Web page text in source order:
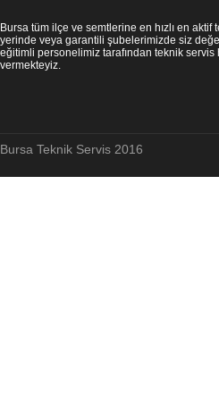
Bursa tüm ilçe ve semtlerine en hızlı en aktif
yerinde veya garantili şubelerimizde siz
eğitimli personelimiz tarafından teknik servis
vermekteyiz.
Bursa Teknik Servis 2016